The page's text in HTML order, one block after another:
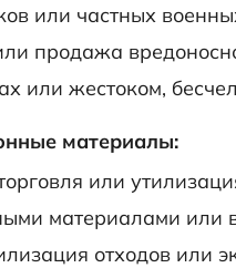
или частных
продажа
или жестоком,
материалы:
или
материалами или
отходов или